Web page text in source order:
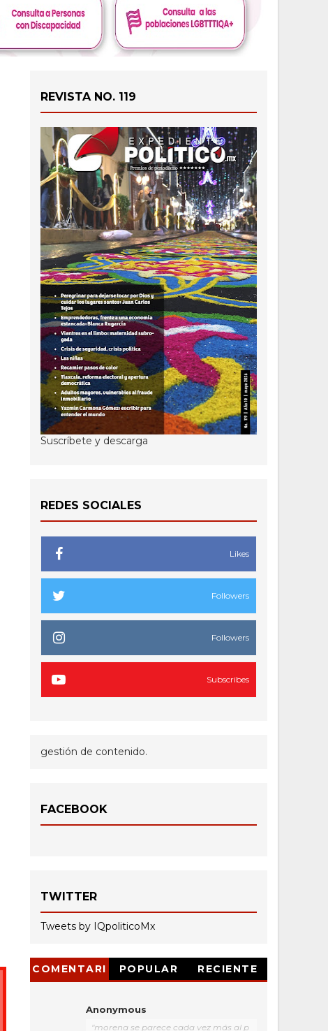
REVISTA NO. 119
Suscríbete y descarga
REDES SOCIALES
Likes
Followers
Followers
Subscribes
gestión de contenido.
FACEBOOK
TWITTER
Tweets by IQpoliticoMx
COMENTARI
POPULAR RECIENTE
Anonymous
"morena se parece cada vez más al p